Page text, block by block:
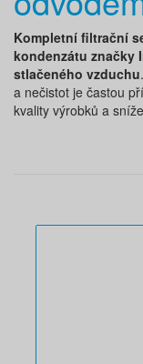
Kompletní filtrační
kondenzátu značky
stlačeného vzduchu
a nečistot je častou
kvality výrobků a